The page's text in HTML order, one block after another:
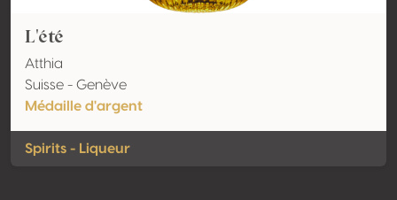
L'été
Atthia
Suisse - Genève
Médaille d'argent
Spirits - Liqueur